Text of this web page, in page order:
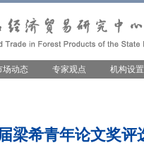
场动态 专家观点 机构设置
梁希青年论文奖评